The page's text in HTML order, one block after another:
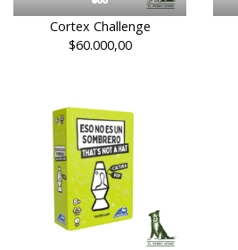
Cortex Challenge
$60.000,00